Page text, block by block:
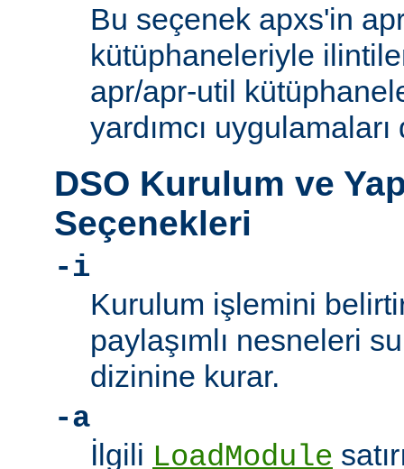
Bu seçenek apxs'in
kütüphaneleriyle
apr/apr-util
yardımcı
DSO Kurulum ve
Seçenekleri
-i
Kurulum işlemini
paylaşımlı nesneleri
dizinine kurar.
-a
İlgili LoadModule